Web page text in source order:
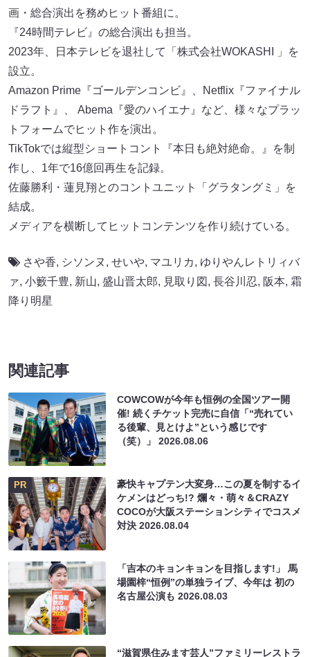
画・総合演出を務めヒット番組に。
『24時間テレビ』の総合演出も担当。
2023年、日本テレビを退社して「株式会社WOKASHI 」を
設立。
Amazon Prime『ゴールデンコンビ』、Netflix『ファイナル
ドラフト』、 Abema『愛のハイエナ』など、様々なプラッ
トフォームでヒット作を演出。
TikTokでは縦型ショートコント『本日も絶対絶命。』を制
作し、1年で16億回再生を記録。
佐藤勝利・蓮見翔とのコントユニット「グラタングミ」を
結成。
メディアを横断してヒットコンテンツを作り続けている。
さや香, シソンヌ , せいや, マユリカ, ゆりやんレトリィバ
ァ, 小籔千豊, 新山, 盛山晋太郎, 見取り図 , 長谷川忍, 阪本, 霜
降り明星
関連記事
COWCOWが今年も恒例の全国ツアー開
催! 続くチケット完売に自信「“売れてい
る後輩、見とけよ”という感じです
（笑）」2026.08.06
PR
豪快キャプテン大変身…この夏を制するイ
ケメンはどっち!? 爛々・萌々＆CRAZY
COCOが大阪ステーションシティでコスメ
対決2026.08.04
「吉本のキョンキョンを目指します!」 馬
場園梓“恒例”の単独ライブ、今年は 初の
名古屋公演も2026.08.03
“滋賀県住みます芸人”ファミリーレストラ